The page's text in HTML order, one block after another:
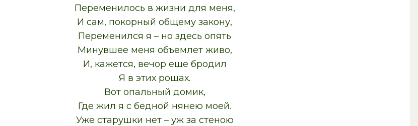
Переменилось в жизни для меня,
И сам, покорный общему закону,
Переменился я – но здесь опять
Минувшее меня объемлет живо,
И, кажется, вечор еще бродил
Я в этих рощах.
Вот опальный домик,
Где жил я с бедной нянею моей.
Уже старушки нет – уж за стеною